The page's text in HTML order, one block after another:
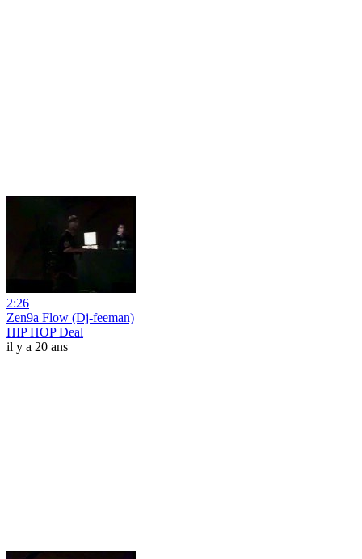
2:26
Zen9a Flow (Dj-feeman)
HIP HOP Deal
il y a 20 ans